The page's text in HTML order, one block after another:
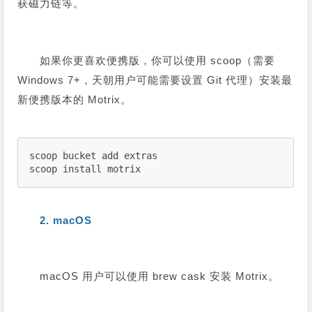
获磁力链等。
如果你更喜欢便携版，你可以使用 scoop（需要
Windows 7+，天朝用户可能需要设置 Git 代理）安装最
新便携版本的 Motrix。
scoop bucket add extras
scoop install motrix
2. macOS
macOS 用户可以使用 brew cask 安装 Motrix。